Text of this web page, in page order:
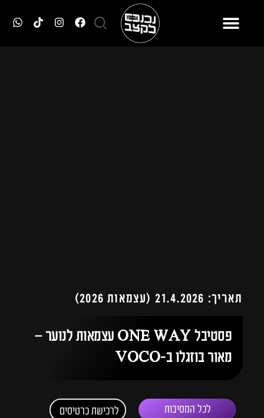
תאריך: 21.4.2026 (עצמאות 2026)
פסטיבל ONE WAY עצמאות לנוער –
מאור בוזגלו ב-VOCO
לכל המסיבות לרכישת כרטיסים